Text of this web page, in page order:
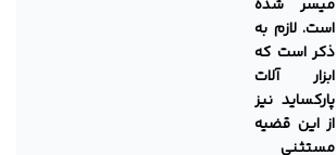
میسر شده
است. لازم به
ذکر است که
ابزار آلات
پارکساید نیز
از این قضیه
مستثنی